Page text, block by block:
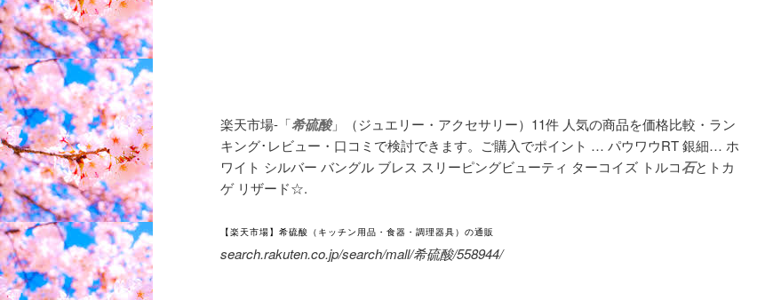
楽天市場-「希硫酸」（ジュエリー・アクセサリー）11件 人気の商品を価格比較・ラン
キング･レビュー・口コミで検討できます。ご購入でポイント … パウワウRT 銀細… ホ
ワイト シルバー バングル ブレス スリーピングビューティ ターコイズ トルコ石とトカ
ゲ リザード☆.
【楽天市場】希硫酸（キッチン用品・食器・調理器具）の通販
search.rakuten.co.jp/search/mall/希硫酸/558944/